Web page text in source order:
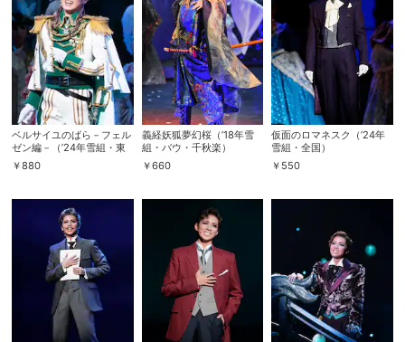
ベルサイユのばら－フェル
ゼン編－（’24年雪組・東
京・千秋楽）
￥880
義経妖狐夢幻桜（’18年雪
組・バウ・千秋楽）
￥660
仮面のロマネスク（’24年
雪組・全国）
￥ 550